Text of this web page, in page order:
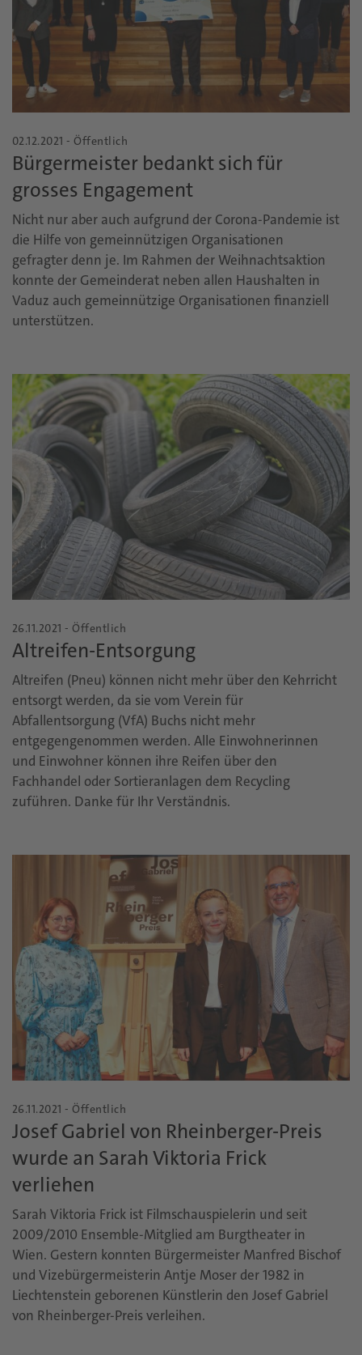
02.12.2021 - Öffentlich
Bürgermeister bedankt sich für
grosses Engagement
Nicht nur aber auch aufgrund der Corona-Pandemie ist
die Hilfe von gemeinnützigen Organisationen
gefragter denn je. Im Rahmen der Weihnachtsaktion
konnte der Gemeinderat neben allen Haushalten in
Vaduz auch gemeinnützige Organisationen finanziell
unterstützen.
26.11.2021 - Öffentlich
Altreifen-Entsorgung
Altreifen (Pneu) können nicht mehr über den Kehrricht
entsorgt werden, da sie vom Verein für
Abfallentsorgung (VfA) Buchs nicht mehr
entgegengenommen werden. Alle Einwohnerinnen
und Einwohner können ihre Reifen über den
Fachhandel oder Sortieranlagen dem Recycling
zuführen. Danke für Ihr Verständnis.
26.11.2021 - Öffentlich
Josef Gabriel von Rheinberger-Preis
wurde an Sarah Viktoria Frick
verliehen
Sarah Viktoria Frick ist Filmschauspielerin und seit
2009/2010 Ensemble-Mitglied am Burgtheater in
Wien. Gestern konnten Bürgermeister Manfred Bischof
und Vizebürgermeisterin Antje Moser der 1982 in
Liechtenstein geborenen Künstlerin den Josef Gabriel
von Rheinberger-Preis verleihen.